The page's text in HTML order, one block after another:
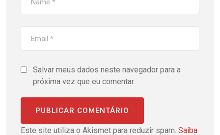
Salvar meus dados neste navegador para a
próxima vez que eu comentar.
Este site utiliza o Akismet para reduzir spam. Saiba